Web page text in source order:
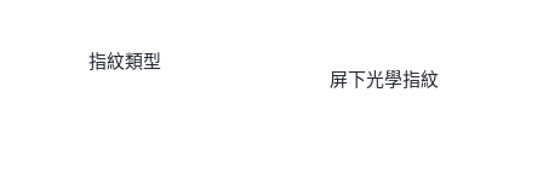
指紋類型
屏下光學指紋